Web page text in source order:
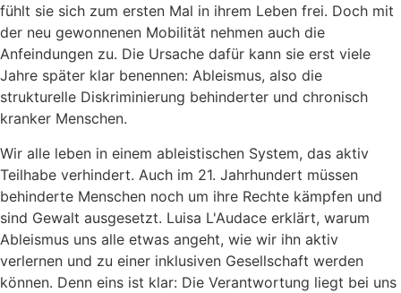
fühlt sie sich zum ersten Mal in ihrem Leben frei. Doch mit
der neu gewonnenen Mobilität nehmen auch die
Anfeindungen zu. Die Ursache dafür kann sie erst viele
Jahre später klar benennen: Ableismus, also die
strukturelle Diskriminierung behinderter und chronisch
kranker Menschen.
Wir alle leben in einem ableistischen System, das aktiv
Teilhabe verhindert. Auch im 21. Jahrhundert müssen
behinderte Menschen noch um ihre Rechte kämpfen und
sind Gewalt ausgesetzt. Luisa L'Audace erklärt, warum
Ableismus uns alle etwas angeht, wie wir ihn aktiv
verlernen und zu einer inklusiven Gesellschaft werden
können. Denn eins ist klar: Die Verantwortung liegt bei uns